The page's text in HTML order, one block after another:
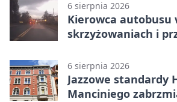
6 sierpnia 2026
Kierowca autobusu
skrzyżowaniach i
6 sierpnia 2026
Jazzowe standardy
Manciniego